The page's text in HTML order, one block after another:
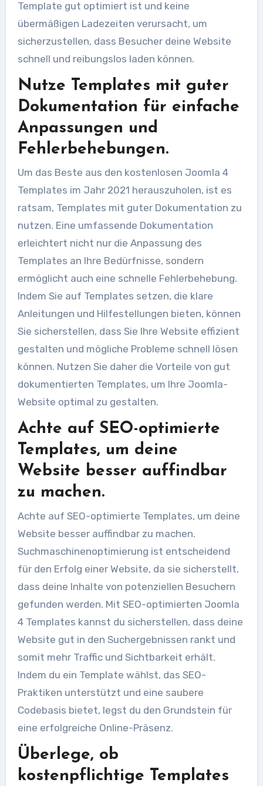
Template gut optimiert ist und keine
übermäßigen Ladezeiten verursacht, um
sicherzustellen, dass Besucher deine Website
schnell und reibungslos laden können.
Nutze Templates mit guter
Dokumentation für einfache
Anpassungen und
Fehlerbehebungen.
Um das Beste aus den kostenlosen Joomla 4
Templates im Jahr 2021 herauszuholen, ist es
ratsam, Templates mit guter Dokumentation zu
nutzen. Eine umfassende Dokumentation
erleichtert nicht nur die Anpassung des
Templates an Ihre Bedürfnisse, sondern
ermöglicht auch eine schnelle Fehlerbehebung.
Indem Sie auf Templates setzen, die klare
Anleitungen und Hilfestellungen bieten, können
Sie sicherstellen, dass Sie Ihre Website effizient
gestalten und mögliche Probleme schnell lösen
können. Nutzen Sie daher die Vorteile von gut
dokumentierten Templates, um Ihre Joomla-
Website optimal zu gestalten.
Achte auf SEO-optimierte
Templates, um deine
Website besser auffindbar
zu machen.
Achte auf SEO-optimierte Templates, um deine
Website besser auffindbar zu machen.
Suchmaschinenoptimierung ist entscheidend
für den Erfolg einer Website, da sie sicherstellt,
dass deine Inhalte von potenziellen Besuchern
gefunden werden. Mit SEO-optimierten Joomla
4 Templates kannst du sicherstellen, dass deine
Website gut in den Suchergebnissen rankt und
somit mehr Traffic und Sichtbarkeit erhält.
Indem du ein Template wählst, das SEO-
Praktiken unterstützt und eine saubere
Codebasis bietet, legst du den Grundstein für
eine erfolgreiche Online-Präsenz.
Überlege, ob
kostenpflichtige Templates